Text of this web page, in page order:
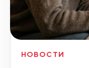
НОВОСТИ